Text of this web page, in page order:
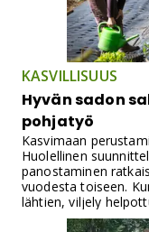
KASVILLISUUS
Hyvän sadon
pohjatyö
Kasvimaan
Huolellinen
panostaminen
vuodesta toiseen.
lähtien, viljely
terveempi ja